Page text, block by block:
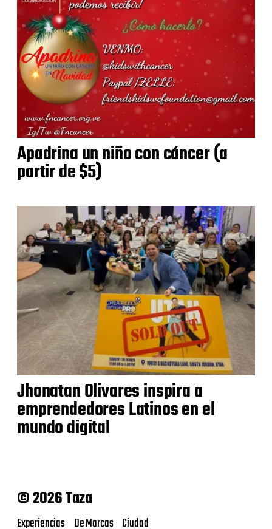
Apadrina un niño con cáncer (a
partir de $5)
Jhonatan Olivares inspira a
emprendedores Latinos en el
mundo digital
© 2026 Taza
Experiencias De Marcas Ciudad